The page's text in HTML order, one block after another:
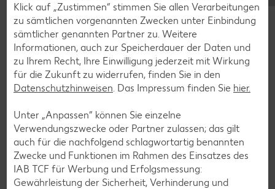
die nicht nur verträglich, sondern auch richtig lecker sind.
Rezepte entdecken
Klick auf „Zustimmen“ stimmen Sie allen Verarbeitungen
zu sämtlichen vorgenannten Zwecken unter Einbindung
sämtlicher genannten Partner zu. Weitere
Informationen, auch zur Speicherdauer der Daten und
zu Ihrem Recht, Ihre Einwilligung jederzeit mit Wirkung
für die Zukunft zu widerrufen, finden Sie in den
Datenschutzhinweisen. Das Impressum finden Sie hier.
Unter „Anpassen“ können Sie einzelne
Verwendungszwecke oder Partner zulassen; das gilt
auch für die nachfolgend schlagwortartig benannten
Zwecke und Funktionen im Rahmen des Einsatzes des
IAB TCF für Werbung und Erfolgsmessung:
Gewährleistung der Sicherheit, Verhinderung und